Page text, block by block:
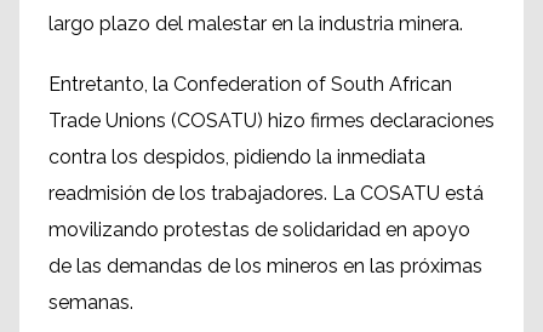
largo plazo del malestar en la industria minera.
Entretanto, la Confederation of South African
Trade Unions (COSATU) hizo firmes declaraciones
contra los despidos, pidiendo la inmediata
readmisión de los trabajadores. La COSATU está
movilizando protestas de solidaridad en apoyo
de las demandas de los mineros en las próximas
semanas.